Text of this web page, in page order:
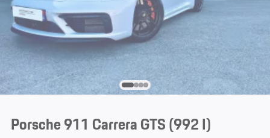
Porsche 911 Carrera GTS(992 I)